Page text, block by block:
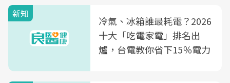
光田醫院建構360度女性健
康照護生態圈
新知
冷氣、冰箱誰最耗電？2026
十大「吃電家電」排名出
爐，台電教你省下15％電力